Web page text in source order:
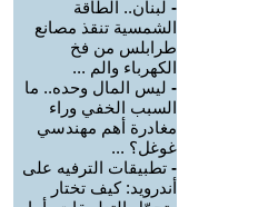
- لبنان.. الطاقة
الشمسية تنقذ مصانع
طرابلس من فخ
الكهرباء والم ...
- ليس المال وحده.. ما
السبب الخفي وراء
مغادرة أهم مهندسي
غوغل؟ ...
- تطبيقات الترفيه على
أندرويد: كيف تختار